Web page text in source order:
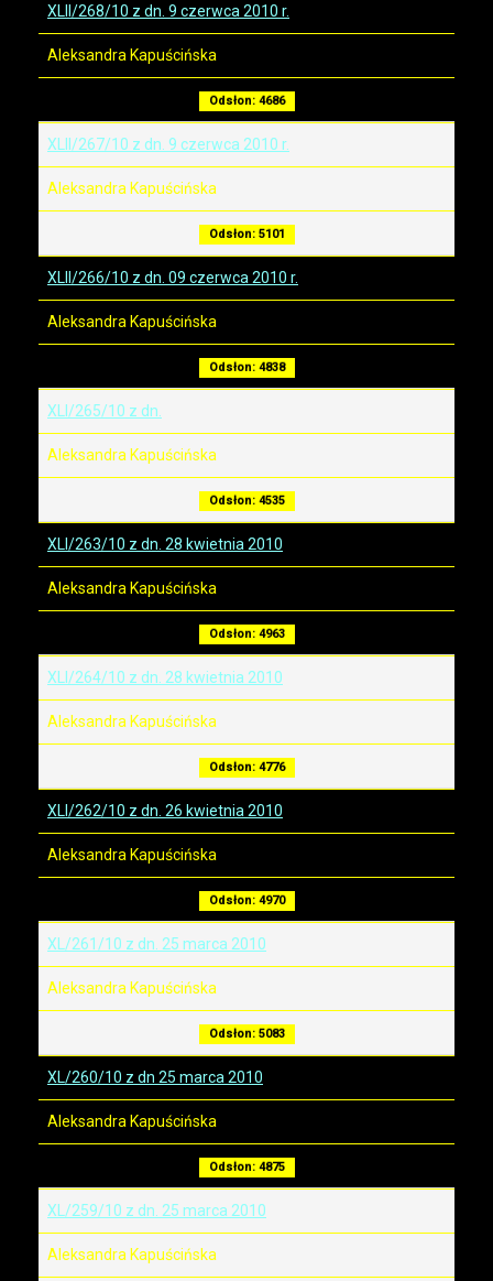
XLII/268/10 z dn. 9 czerwca 2010 r.
Aleksandra Kapuścińska
Odsłon: 4686
XLII/267/10 z dn. 9 czerwca 2010 r.
Aleksandra Kapuścińska
Odsłon: 5101
XLII/266/10 z dn. 09 czerwca 2010 r.
Aleksandra Kapuścińska
Odsłon: 4838
XLI/265/10 z dn.
Aleksandra Kapuścińska
Odsłon: 4535
XLI/263/10 z dn. 28 kwietnia 2010
Aleksandra Kapuścińska
Odsłon: 4963
XLI/264/10 z dn. 28 kwietnia 2010
Aleksandra Kapuścińska
Odsłon: 4776
XLI/262/10 z dn. 26 kwietnia 2010
Aleksandra Kapuścińska
Odsłon: 4970
XL/261/10 z dn. 25 marca 2010
Aleksandra Kapuścińska
Odsłon: 5083
XL/260/10 z dn 25 marca 2010
Aleksandra Kapuścińska
Odsłon: 4875
XL/259/10 z dn. 25 marca 2010
Aleksandra Kapuścińska